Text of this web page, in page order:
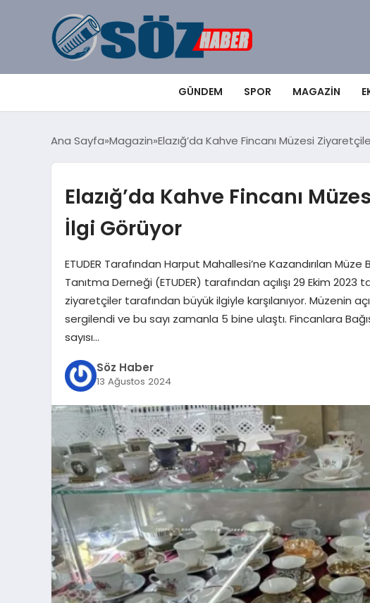
GÜNDEM SPOR MAGAZIN
Ana Sayfa Magazin Elazığ’da Kahve Fincanı Müzesi
Elazığ’da Kahve Fincanı
İlgi Görüyor
ETUDER Tarafından Harput Mahallesi’ne Kazandırılan
Tanıtma Derneği (ETUDER) tarafından açılışı 29 Ekim
ziyaretçiler tarafından büyük ilgiyle karşılanıyor. Müzenin
sergilendi ve bu sayı zamanla 5 bine ulaştı. Fincanlara
sayısı…
Söz Haber
13 Ağustos 2024